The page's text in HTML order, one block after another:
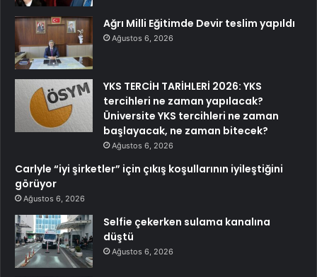
Ağrı Milli Eğitimde Devir teslim yapıldı
Ağustos 6, 2026
YKS TERCİH TARİHLERİ 2026: YKS
tercihleri ne zaman yapılacak?
Üniversite YKS tercihleri ne zaman
başlayacak, ne zaman bitecek?
Ağustos 6, 2026
Carlyle “iyi şirketler” için çıkış koşullarının iyileştiğini
görüyor
Ağustos 6, 2026
Selfie çekerken sulama kanalına
düştü
Ağustos 6, 2026